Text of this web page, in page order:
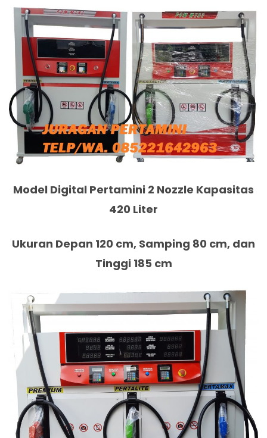
Model Digital Pertamini 2 Nozzle Kapasitas
420 Liter
Ukuran Depan 120 cm, Samping 80 cm, dan
Tinggi 185 cm